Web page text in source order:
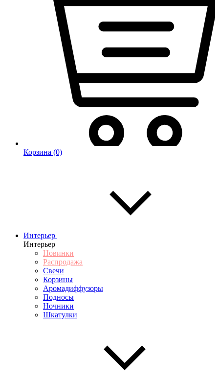
Корзина (0)
Интерьер
Интерьер
Новинки
Распродажа
Свечи
Корзины
Аромадиффузоры
Подносы
Ночники
Шкатулки